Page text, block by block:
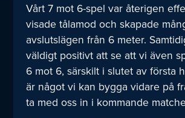
Vårt 7 mot 6-spel var återigen
visade tålamod och skapade
avslutslägen från 6 meter.
väldigt positivt att se att vi även
6 mot 6, särskilt i slutet av första
är något vi kan bygga vidare på
ta med oss in i kommande